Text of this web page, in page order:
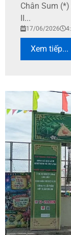
Chân Sum
II...
17/06/2026
Xem tiếp...